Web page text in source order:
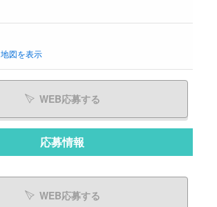
地図を表示
WEB応募する
応募情報
WEB応募する